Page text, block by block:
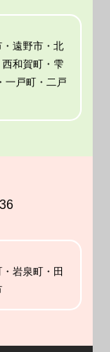
・遠野市・北
西和賀町・雫
一戸町・二戸
岩泉町・田